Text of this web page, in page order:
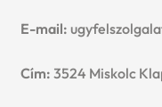
E-mail:
Cím: 3524 Miskolc